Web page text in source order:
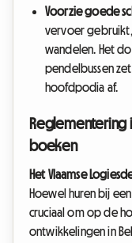
Voorzie goede
vervoer
wandelen. Het
pendelbussen
hoofdpodia af.
Reglementering
boeken
Het Vlaamse
Hoewel huren bij
cruciaal om op de
ontwikkelingen in